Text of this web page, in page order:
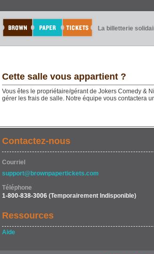
La billetterie
Cette salle vous appartient ?
Vous êtes le propriétaire/gérant de Jokers Comedy &
gérer les frais de salle. Notre équipe vous contactera
Contactez-nous
Courriel
support@brownpapertickets.com
Téléphone
1-800-838-3006 (Temporairement Indisponible)
Ressources
Aide